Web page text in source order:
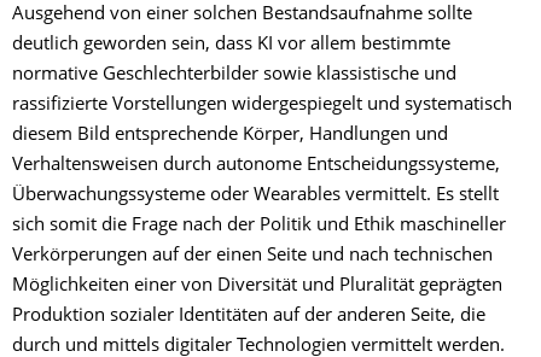
Ausgehend von einer solchen Bestandsaufnahme sollte
deutlich geworden sein, dass KI vor allem bestimmte
normative Geschlechterbilder sowie klassistische und
rassifizierte Vorstellungen widergespiegelt und systematisch
diesem Bild entsprechende Körper, Handlungen und
Verhaltensweisen durch autonome Entscheidungssysteme,
Überwachungssysteme oder Wearables vermittelt. Es stellt
sich somit die Frage nach der Politik und Ethik maschineller
Verkörperungen auf der einen Seite und nach technischen
Möglichkeiten einer von Diversität und Pluralität geprägten
Produktion sozialer Identitäten auf der anderen Seite, die
durch und mittels digitaler Technologien vermittelt werden.